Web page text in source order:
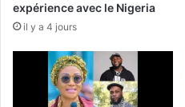
expérience avec le Nigeria
il y a 4 jours